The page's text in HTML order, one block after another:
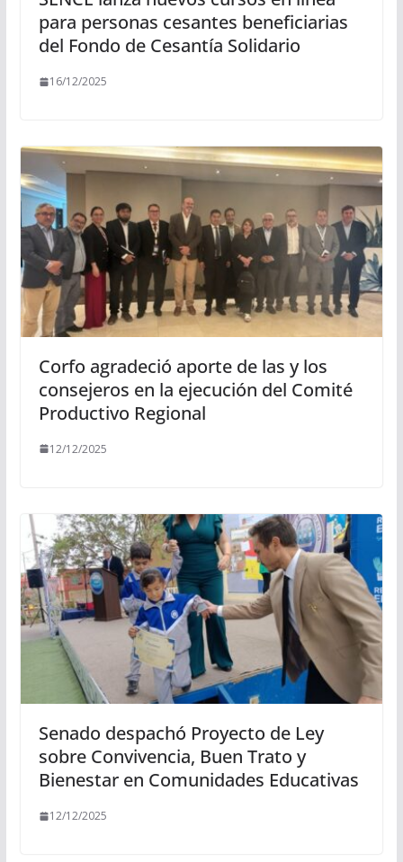
para personas cesantes beneficiarias
del Fondo de Cesantía Solidario
16/12/2025
Corfo agradeció aporte de las y los
consejeros en la ejecución del Comité
Productivo Regional
12/12/2025
Senado despachó Proyecto de Ley
sobre Convivencia, Buen Trato y
Bienestar en Comunidades Educativas
12/12/2025